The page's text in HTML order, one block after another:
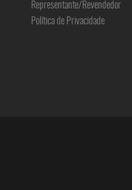
Representante/Revendedor
Política de Privacidade